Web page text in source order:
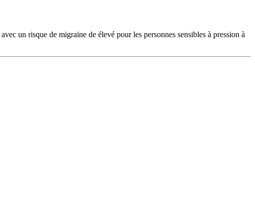
avec un risque de migraine de élevé pour les personnes sensibles à pression à